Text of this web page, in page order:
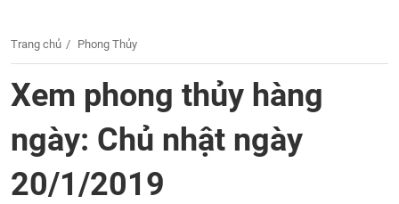
Trang chủ Phong Thủy
Xem phong thủy hàng
ngày: Chủ nhật ngày
20/1/2019